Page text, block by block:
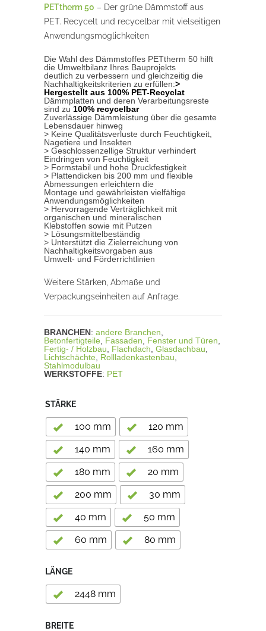
PETtherm 50 – Der grüne Dämmstoff aus
PET. Recycelt und recycelbar mit vielseitigen
Anwendungsmöglichkeiten
Die Wahl des Dämmstoffes PETtherm 50 hilft
die Umweltbilanz Ihres Bauprojekts
deutlich zu verbessern und gleichzeitig die
Nachhaltigkeitskriterien zu erfüllen:>
Hergestellt aus 100% PET-Recyclat
Dämmplatten und deren Verarbeitungsreste
sind zu 100% recycelbar
Zuverlässige Dämmleistung über die gesamte
Lebensdauer hinweg
> Keine Qualitätsverluste durch Feuchtigkeit,
Nagetiere und Insekten
> Geschlossenzellige Struktur verhindert
Eindringen von Feuchtigkeit
> Formstabil und hohe Druckfestigkeit
> Plattendicken bis 200 mm und flexible
Abmessungen erleichtern die
Montage und gewährleisten vielfältige
Anwendungsmöglichkeiten
> Hervorragende Verträglichkeit mit
organischen und mineralischen
Klebstoffen sowie mit Putzen
> Lösungsmittelbeständig
> Unterstützt die Zielerreichung von
Nachhaltigkeitsvorgaben aus
Umwelt- und Förderrichtlinien
Weitere Stärken, Abmaße und
Verpackungseinheiten auf Anfrage.
BRANCHEN: andere Branchen
Betonfertigteile
Fassaden Fenster und Türen
Fertig- / Holzbau
Flachdach Glasdachbau
Lichtschächte
Rollladenkastenbau
Stahlmodulbau
WERKSTOFFE: PET
STÄRKE
100 mm
120 mm
140 mm
160 mm
180 mm
20 mm
200 mm
30 mm
40 mm
50 mm
60 mm
80 mm
LÄNGE
2448 mm
BREITE